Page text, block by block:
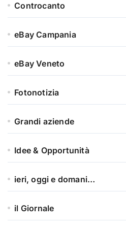
Controcanto
eBay Campania
eBay Veneto
Fotonotizia
Grandi aziende
Idee & Opportunità
ieri, oggi e domani…
il Giornale